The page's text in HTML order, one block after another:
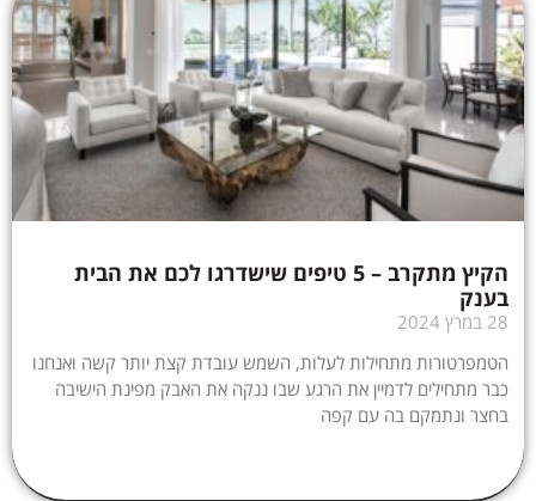
הקיץ מתקרב – 5 טיפים שישדרגו לכם את הבית
בענק
28 במרץ 2024
הטמפרטורות מתחילות לעלות, השמש עובדת קצת יותר קשה ואנחנו
כבר מתחילים לדמיין את הרגע שבו ננקה את האבק מפינת הישיבה
בחצר ונתמקם בה עם קפה